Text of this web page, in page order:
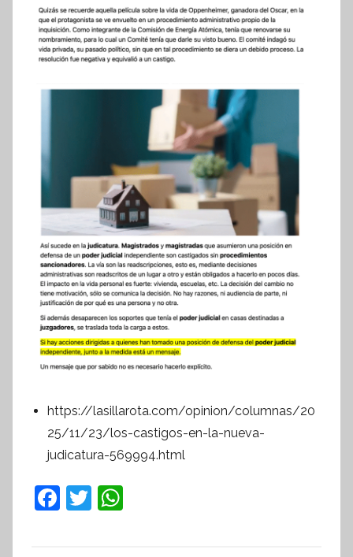
https://lasillarota.com/opinion/columnas/20
25/11/23/los-castigos-en-la-nueva-
judicatura-569994.html
F
T